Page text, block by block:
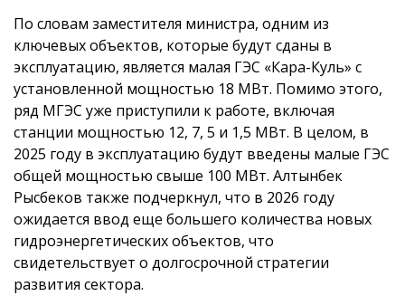
По словам заместителя министра, одним из
ключевых объектов, которые будут сданы в
эксплуатацию, является малая ГЭС «Кара-Куль» с
установленной мощностью 18 МВт. Помимо этого,
ряд МГЭС уже приступили к работе, включая
станции мощностью 12, 7, 5 и 1,5 МВт. В целом, в
2025 году в эксплуатацию будут введены малые ГЭС
общей мощностью свыше 100 МВт. Алтынбек
Рысбеков также подчеркнул, что в 2026 году
ожидается ввод еще большего количества новых
гидроэнергетических объектов, что
свидетельствует о долгосрочной стратегии
развития сектора.